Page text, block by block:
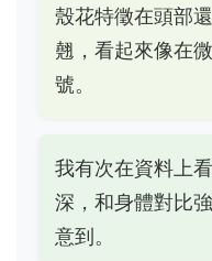
殼花特徵在頭部
翹，看起來像在
號。
我有次在資料上
深，和身體對比
意到。